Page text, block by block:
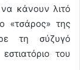
κάνουν λιτό
«τσάρος» της
τη σύζυγό
του